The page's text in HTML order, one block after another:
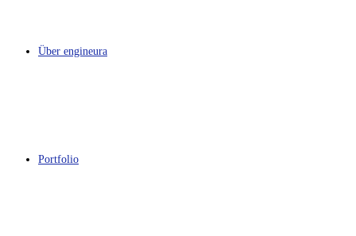
Über engineura
Portfolio